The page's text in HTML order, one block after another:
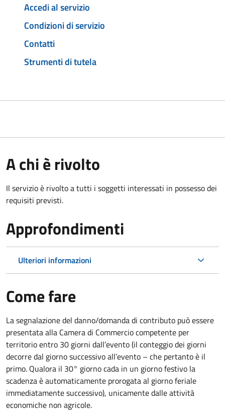
Accedi al servizio
Condizioni di servizio
Contatti
Strumenti di tutela
A chi è rivolto
Il servizio è rivolto a tutti i soggetti interessati in possesso dei
requisiti previsti.
Approfondimenti
Ulteriori informazioni
Come fare
La segnalazione del danno/domanda di contributo può essere
presentata alla Camera di Commercio competente per
territorio entro 30 giorni dall’evento (il conteggio dei giorni
decorre dal giorno successivo all’evento – che pertanto è il
primo. Qualora il 30° giorno cada in un giorno festivo la
scadenza è automaticamente prorogata al giorno feriale
immediatamente successivo), unicamente dalle attività
economiche non agricole.